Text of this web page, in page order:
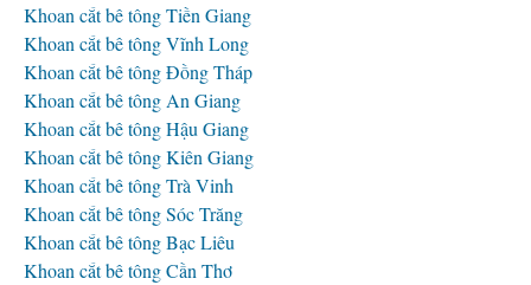
Khoan cắt bê tông Tiền Giang
Khoan cắt bê tông Vĩnh Long
Khoan cắt bê tông Đồng Tháp
Khoan cắt bê tông An Giang
Khoan cắt bê tông Hậu Giang
Khoan cắt bê tông Kiên Giang
Khoan cắt bê tông Trà Vinh
Khoan cắt bê tông Sóc Trăng
Khoan cắt bê tông Bạc Liêu
Khoan cắt bê tông Cần Thơ